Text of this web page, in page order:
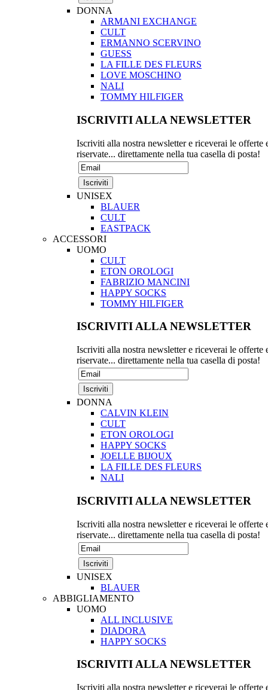
DONNA
ARMANI EXCHANGE
CULT
ERMANNO SCERVINO
GUESS
LA FILLE DES FLEURS
LOVE MOSCHINO
NALI
TOMMY HILFIGER
ISCRIVITI ALLA NEWSLETTER
Iscriviti alla nostra newsletter e riceverai le offerte
riservate... direttamente nella tua casella di posta!
UNISEX
BLAUER
CULT
EASTPACK
ACCESSORI
UOMO
CULT
ETON OROLOGI
FABRIZIO MANCINI
HAPPY SOCKS
TOMMY HILFIGER
ISCRIVITI ALLA NEWSLETTER
Iscriviti alla nostra newsletter e riceverai le offerte
riservate... direttamente nella tua casella di posta!
DONNA
CALVIN KLEIN
CULT
ETON OROLOGI
HAPPY SOCKS
JOELLE BIJOUX
LA FILLE DES FLEURS
NALI
ISCRIVITI ALLA NEWSLETTER
Iscriviti alla nostra newsletter e riceverai le offerte
riservate... direttamente nella tua casella di posta!
UNISEX
BLAUER
ABBIGLIAMENTO
UOMO
ALL INCLUSIVE
DIADORA
HAPPY SOCKS
ISCRIVITI ALLA NEWSLETTER
Iscriviti alla nostra newsletter e riceverai le offerte